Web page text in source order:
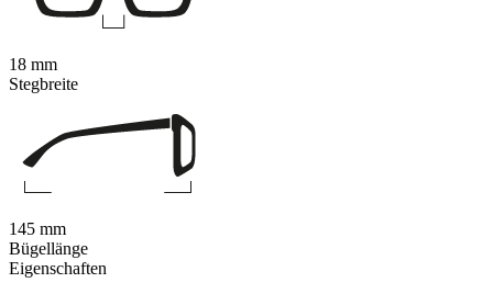
Eigenschaften
18 mm
Stegbreite
145 mm
Bügellänge